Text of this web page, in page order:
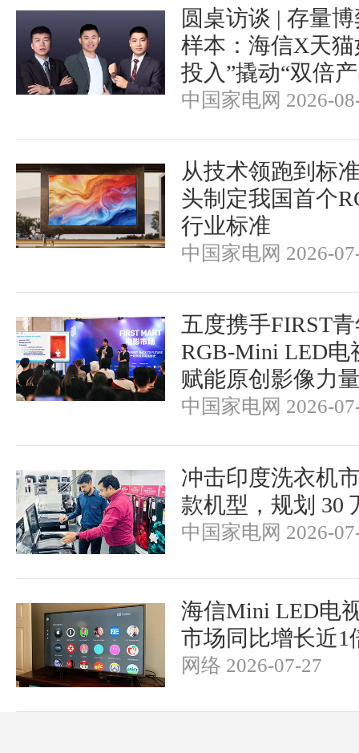
圆桌访谈 | 存量
样本：海信X天
投入”撬动“双倍
中国家电网 2026-
从技术领跑到标
头制定我国首个
行业标准
中国家电网 2026-
五度携手FIRST
RGB-Mini LED电
赋能原创影像力
中国家电网 2026-
冲击印度洗衣机
款机型，规划 30
中国家电网 2026-
海信Mini LED电
市场同比增长近1
网络 2026-07-27